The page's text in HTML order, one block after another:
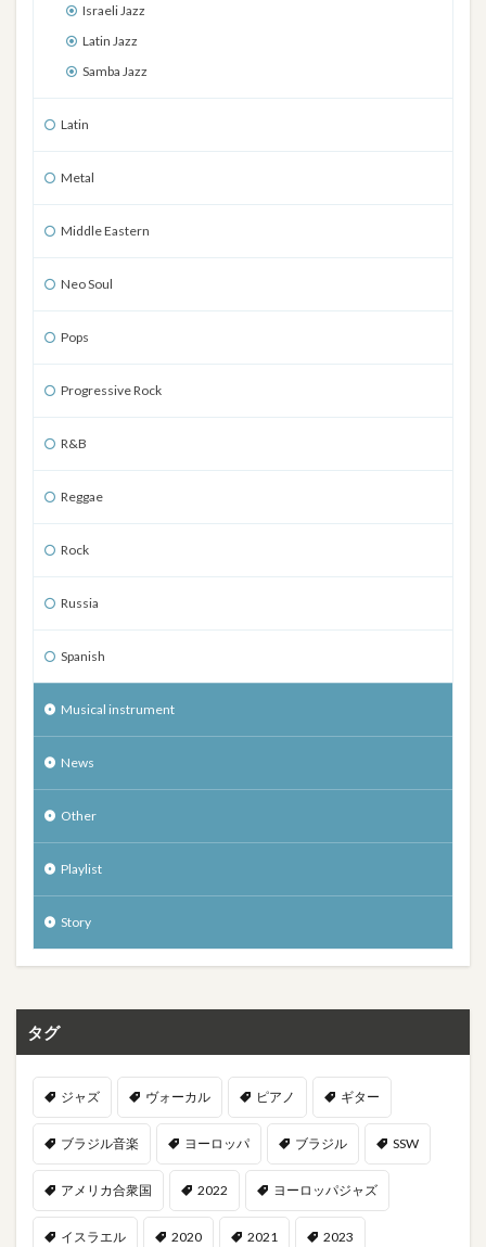
Israeli Jazz
Latin Jazz
Samba Jazz
Latin
Metal
Middle Eastern
Neo Soul
Pops
Progressive Rock
R&B
Reggae
Rock
Russia
Spanish
Musical instrument
News
Other
Playlist
Story
タグ
ジャズ ヴォーカル ピアノ ギター
ブラジル音楽 ヨーロッパ ブラジル SSW
アメリカ合衆国 2022 ヨーロッパジャズ
イスラエル 2020 2021 2023